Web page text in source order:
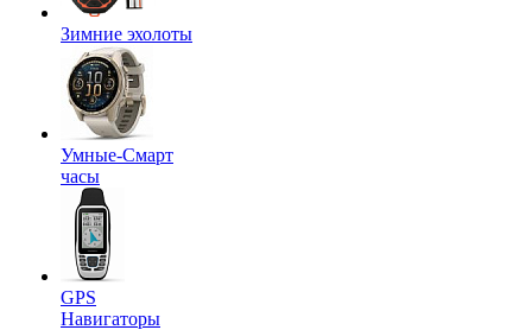
Зимние эхолоты
Умные-Смарт
часы
GPS
Навигаторы